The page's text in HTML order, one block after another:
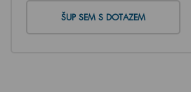
ŠUP SEM S DOTAZEM